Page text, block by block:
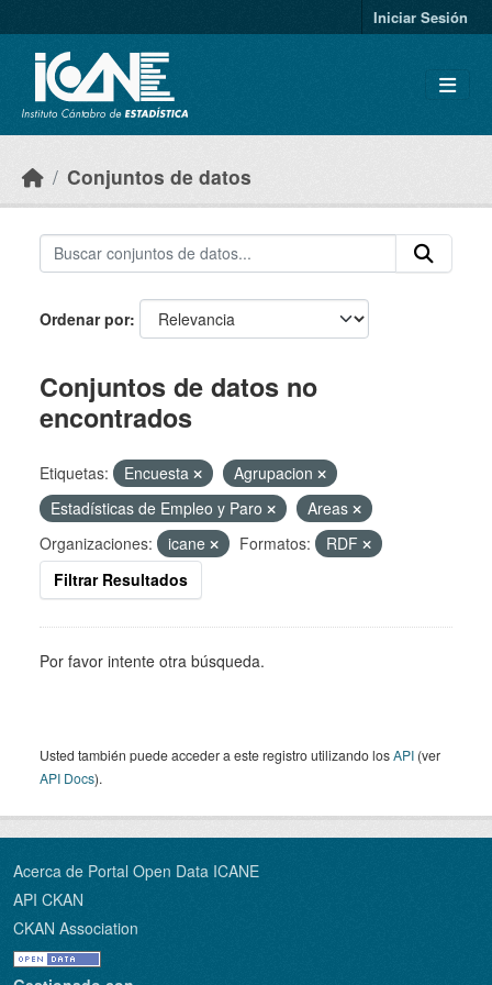
Iniciar Sesión
Conjuntos de datos
Ordenar por
Conjuntos de datos no
encontrados
Etiquetas: Encuesta
Agrupacion
Estadísticas de Empleo y Paro
Areas
Organizaciones:
icane Formatos:
RDF
Filtrar Resultados
Por favor intente otra búsqueda.
Usted también puede acceder a este registro utilizando losAPI (ver
API Docs).
Acerca de Portal Open Data ICANE
API CKAN
CKAN Association